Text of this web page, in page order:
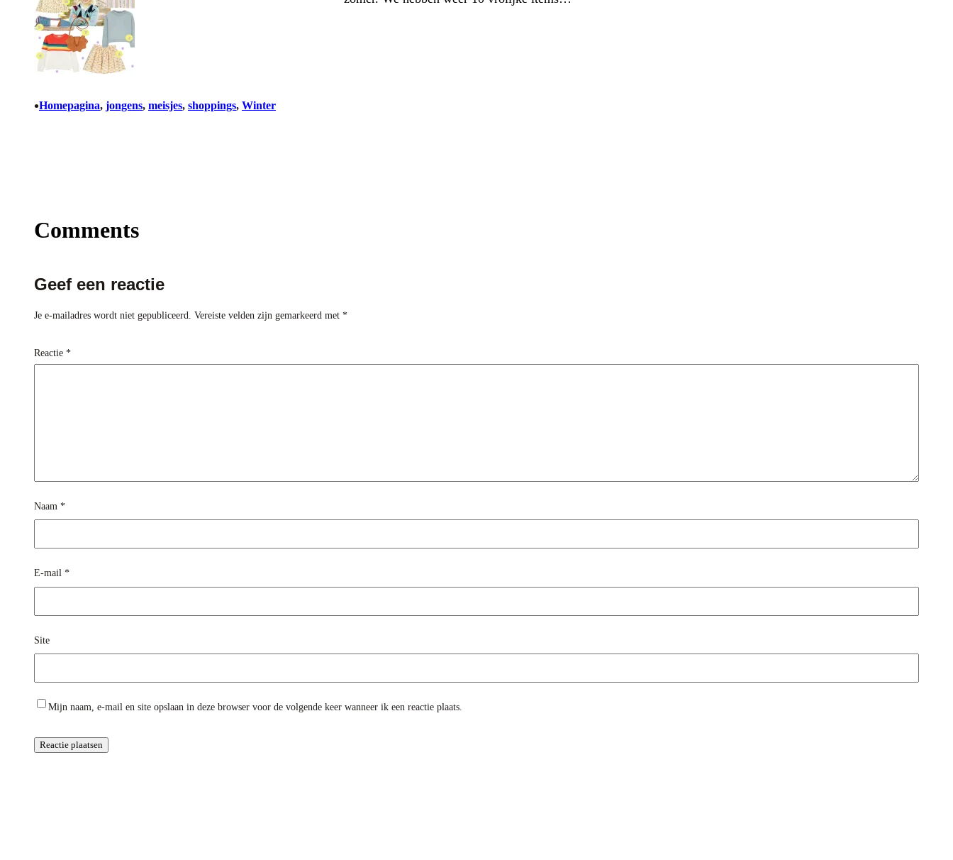
•Homepagina, jongens, meisjes, shoppings, Winter
Comments
Geef een reactie
Je e-mailadres wordt niet gepubliceerd. Vereiste velden zijn gemarkeerd met *
Reactie *
Naam *
E-mail *
Site
Mijn naam, e-mail en site opslaan in deze browser voor de volgende keer wanneer ik een reactie plaats.